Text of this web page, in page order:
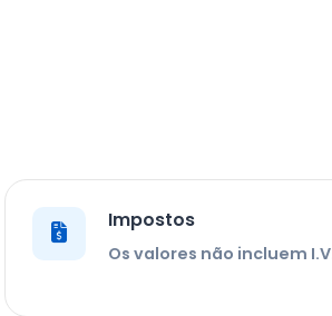
Impostos
Os valores não incluem